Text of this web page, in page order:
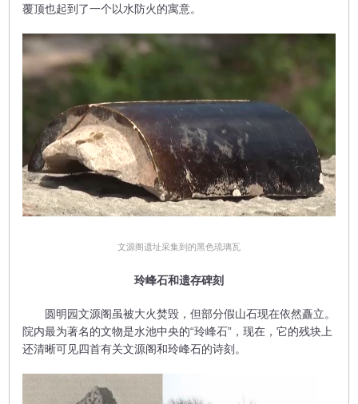
覆顶也起到了一个以水防火的寓意。
文源阁遗址采集到的黑色琉璃瓦
玲峰石和遗存碑刻
圆明园文源阁虽被大火焚毁，但部分假山石现在依然矗立。
院内最为著名的文物是水池中央的“玲峰石”，现在，它的残块上
还清晰可见四首有关文源阁和玲峰石的诗刻。